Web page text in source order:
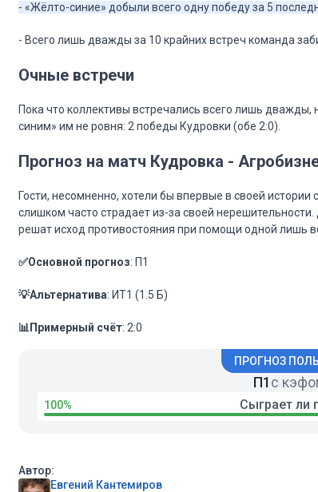
- «Жёлто-синие» добыли всего одну победу за 5
- Всего лишь дважды за 10 крайних встреч команда
Очные встречи
Пока что коллективы встречались всего лишь дважды,
синим» им не ровня: 2 победы Кудровки (обе 2:0).
Прогноз на матч Кудровка -
Гости, несомненно, хотели бы впервые в своей
слишком часто страдает из-за своей
решат исход противостояния при помощи одной лишь
✅Основной прогноз: П1
💡Альтернатива: ИТ1 (1.5 Б)
📊Примерный счёт: 2:0
ПРОГНОЗ
П1с
100% Сыграет ли
Автор:
Евгений Кантемиров